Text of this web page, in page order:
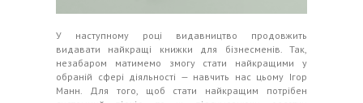
У наступному році видавництво продовжить
видавати найкращі книжки для бізнесменів. Так,
незабаром матимемо змогу стати найкращими у
обраній сфері діяльності — навчить нас цьому Ігор
Манн. Для того, щоб стати найкращим потрібен